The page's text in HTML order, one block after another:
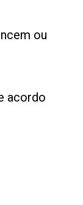
ou
acordo